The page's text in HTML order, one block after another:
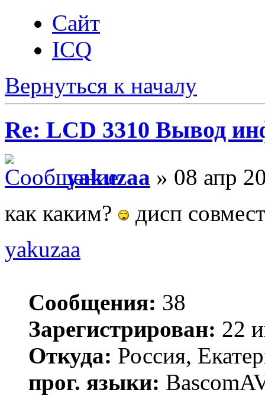
Сайт
ICQ
Вернуться к началу
Re: LCD 3310 Вывод
yakuzaa » 08 апр
как каким?
дисп
yakuzaa
Сообщения: 38
Зарегистрирован: 22
Откуда: Россия,
прог. языки: